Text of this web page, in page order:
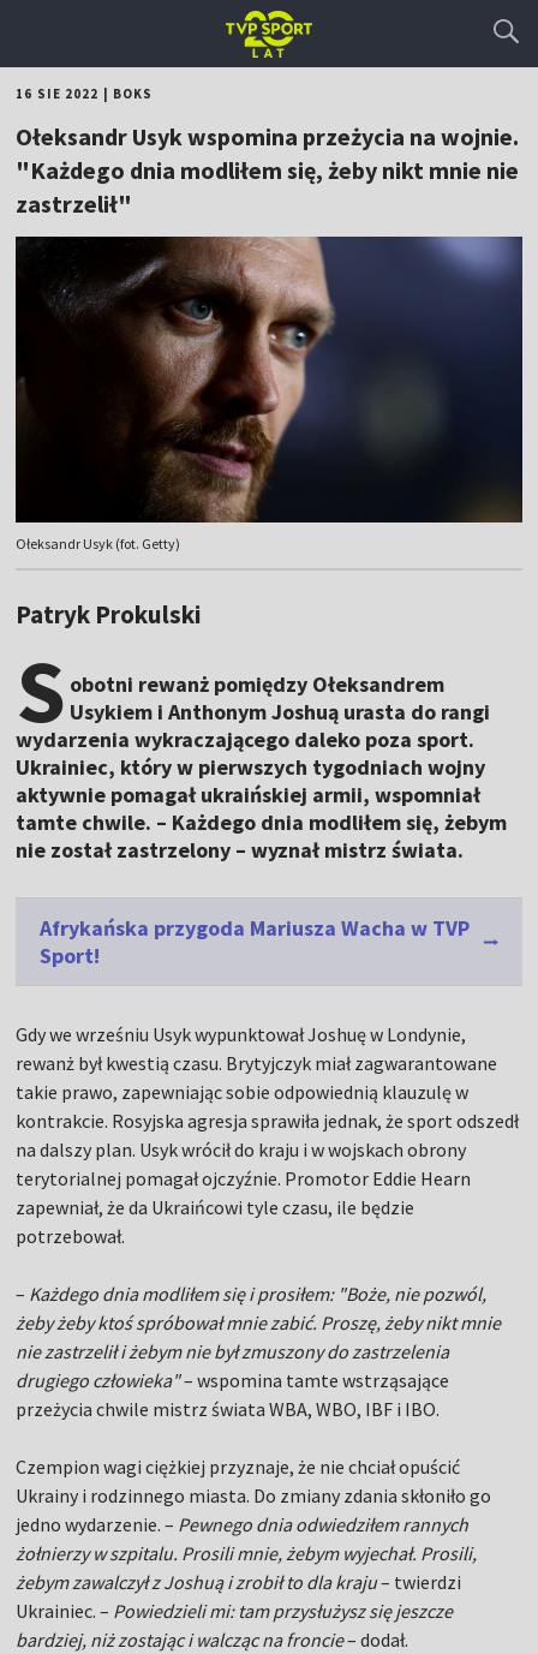
16 SIE 2022 BOKS
Ołeksandr Usyk wspomina przeżycia na wojnie.
"Każdego dnia modliłem się, żeby nikt mnie nie
zastrzelił"
Ołeksandr Usyk (fot. Getty)
Patryk Prokulski
S obotni rewanż pomiędzy Ołeksandrem
Usykiem i Anthonym Joshuą urasta do rangi
wydarzenia wykraczającego daleko poza sport.
Ukrainiec, który w pierwszych tygodniach wojny
aktywnie pomagał ukraińskiej armii, wspomniał
tamte chwile. – Każdego dnia modliłem się, żebym
nie został zastrzelony – wyznał mistrz świata.
Afrykańska przygoda Mariusza Wacha w TVP
Sport!
Gdy we wrześniu Usyk wypunktował Joshuę w Londynie,
rewanż był kwestią czasu. Brytyjczyk miał zagwarantowane
takie prawo, zapewniając sobie odpowiednią klauzulę w
kontrakcie. Rosyjska agresja sprawiła jednak, że sport odszedł
na dalszy plan. Usyk wrócił do kraju i w wojskach obrony
terytorialnej pomagał ojczyźnie. Promotor Eddie Hearn
zapewniał, że da Ukraińcowi tyle czasu, ile będzie
potrzebował.
– Każdego dnia modliłem się i prosiłem: "Boże, nie pozwól,
żeby żeby ktoś spróbował mnie zabić. Proszę, żeby nikt mnie
nie zastrzelił i żebym nie był zmuszony do zastrzelenia
drugiego człowieka"– wspomina tamte wstrząsające
przeżycia chwile mistrz świata WBA, WBO, IBF i IBO.
Czempion wagi ciężkiej przyznaje, że nie chciał opuścić
Ukrainy i rodzinnego miasta. Do zmiany zdania skłoniło go
jedno wydarzenie. – Pewnego dnia odwiedziłem rannych
żołnierzy w szpitalu. Prosili mnie, żebym wyjechał. Prosili,
żebym zawalczył z Joshuą i zrobił to dla kraju– twierdzi
Ukrainiec. – Powiedzieli mi: tam przysłużysz się jeszcze
bardziej, niż zostając i walcząc na froncie– dodał.